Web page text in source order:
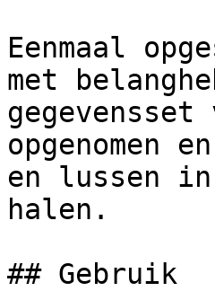
Eenmaal
met
opgenomen
en lussen
halen.
## Gebruik